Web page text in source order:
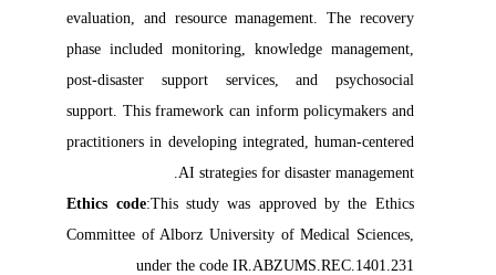
evaluation, and resource management. The recovery
phase included monitoring, knowledge management,
post-disaster support services, and psychosocial
support. This framework can inform policymakers and
practitioners in developing integrated, human-centered
AI strategies for disaster management.
Ethics code:This study was approved by the Ethics
Committee of Alborz University of Medical Sciences,
under the code IR.ABZUMS.REC.1401.231